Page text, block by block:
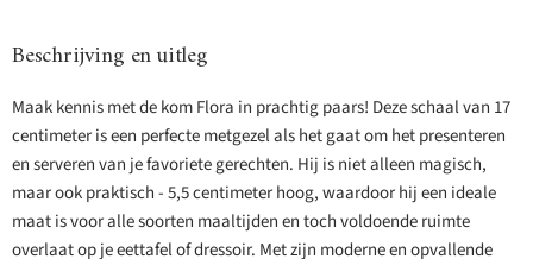
Beschrijving en uitleg
Maak kennis met de kom Flora in prachtig paars! Deze schaal van 17
centimeter is een perfecte metgezel als het gaat om het presenteren
en serveren van je favoriete gerechten. Hij is niet alleen magisch,
maar ook praktisch - 5,5 centimeter hoog, waardoor hij een ideale
maat is voor alle soorten maaltijden en toch voldoende ruimte
overlaat op je eettafel of dressoir. Met zijn moderne en opvallende